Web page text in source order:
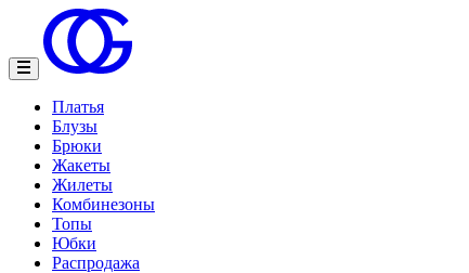
Платья
Блузы
Брюки
Жакеты
Жилеты
Комбинезоны
Топы
Юбки
Распродажа